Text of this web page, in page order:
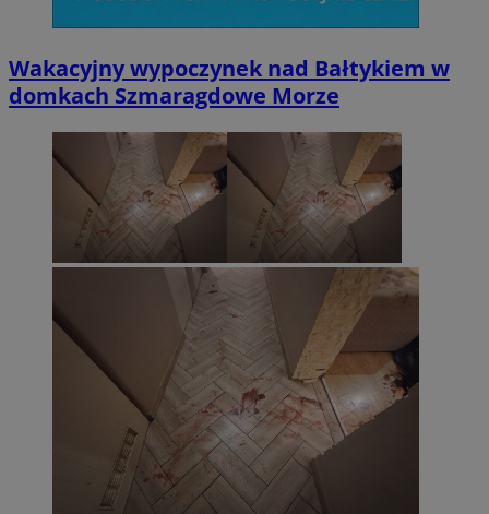
Wakacyjny wypoczynek nad Bałtykiem w
domkach Szmaragdowe Morze